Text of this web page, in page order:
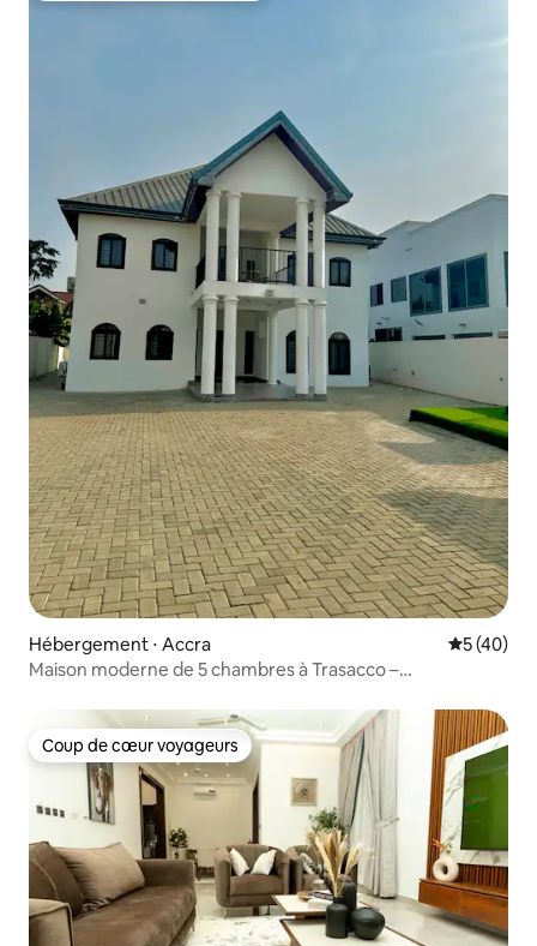
Hébergement ⋅ Accra
5 (40)
Maison moderne de 5 chambres à Trasacco –
Coup de cœur voyageurs
Coup de cœur voyageurs